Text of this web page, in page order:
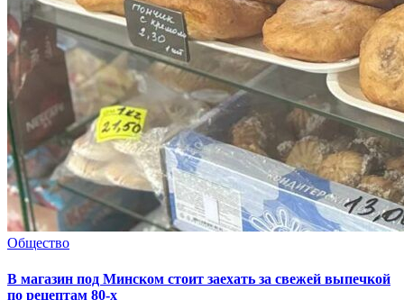
Общество
В магазин под Минском стоит заехать за свежей выпечкой
по рецептам 80-х